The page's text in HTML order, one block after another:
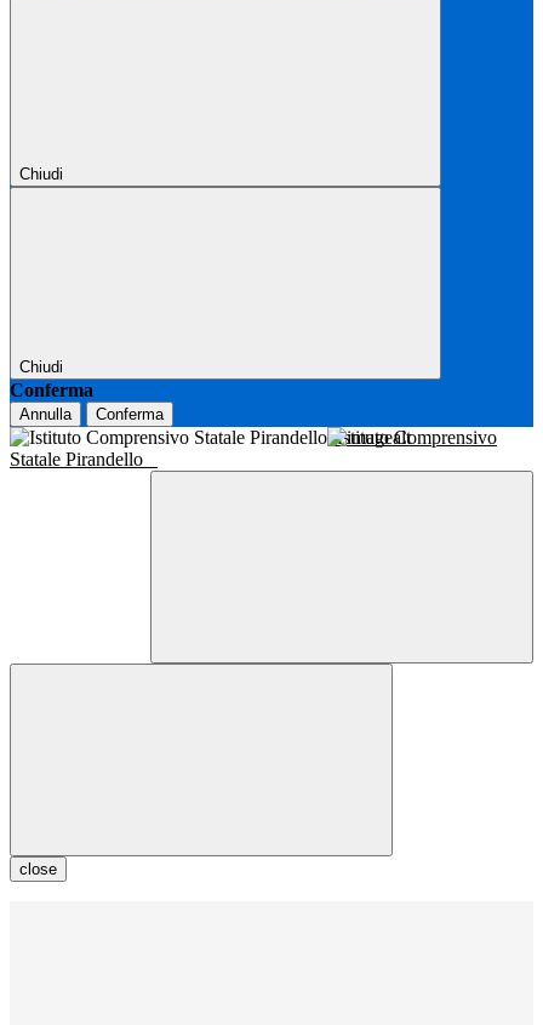
Chiudi
Chiudi
Conferma
Annulla Conferma
Istituto Comprensivo
Statale Pirandello
close